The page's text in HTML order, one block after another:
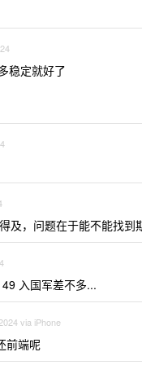
稳定就好了
及，问题在于能不能找到
入国军差不多...
via iPhone
前端呢